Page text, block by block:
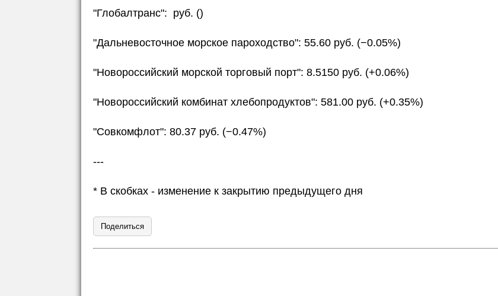
"Глобалтранс": руб. ()
"Дальневосточное морское пароходство": 55.60 руб. (−0.05%)
"Новороссийский морской торговый порт": 8.5150 руб. (+0.06%)
"Новороссийский комбинат хлебопродуктов": 581.00 руб. (+0.35%)
"Совкомфлот": 80.37 руб. (−0.47%)
---
* В скобках - изменение к закрытию предыдущего дня
Поделиться